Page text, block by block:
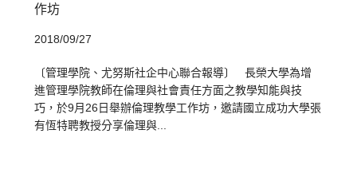
作坊
2018/09/27
〔管理學院、尤努斯社企中心聯合報導〕 長榮大學為增
進管理學院教師在倫理與社會責任方面之教學知能與技
巧，於9月26日舉辦倫理教學工作坊，邀請國立成功大學張
有恆特聘教授分享倫理與...